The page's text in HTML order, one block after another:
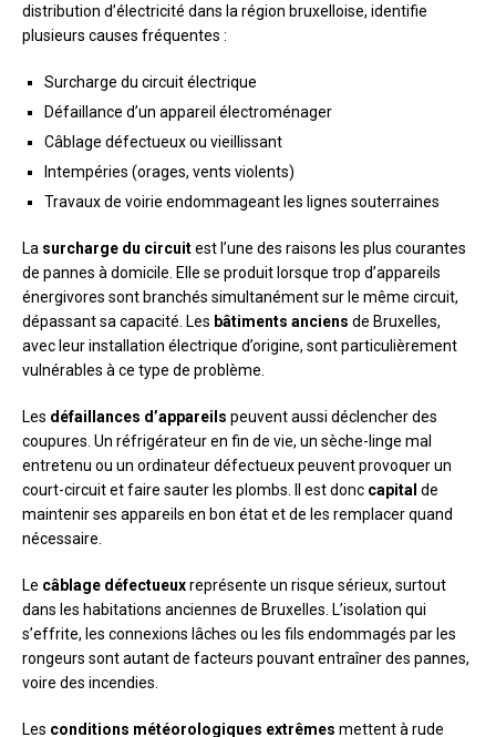
distribution d’électricité dans la région bruxelloise, identifie
plusieurs causes fréquentes :
Surcharge du circuit électrique
Défaillance d’un appareil électroménager
Câblage défectueux ou vieillissant
Intempéries (orages, vents violents)
Travaux de voirie endommageant les lignes souterraines
La surcharge du circuitest l’une des raisons les plus courantes
de pannes à domicile. Elle se produit lorsque trop d’appareils
énergivores sont branchés simultanément sur le même circuit,
dépassant sa capacité. Les bâtiments anciens de Bruxelles,
avec leur installation électrique d’origine, sont particulièrement
vulnérables à ce type de problème.
Les défaillances d’appareils peuvent aussi déclencher des
coupures. Un réfrigérateur en fin de vie, un sèche-linge mal
entretenu ou un ordinateur défectueux peuvent provoquer un
court-circuit et faire sauter les plombs. Il est donc capital de
maintenir ses appareils en bon état et de les remplacer quand
nécessaire.
Le câblage défectueuxreprésente un risque sérieux, surtout
dans les habitations anciennes de Bruxelles. L’isolation qui
s’effrite, les connexions lâches ou les fils endommagés par les
rongeurs sont autant de facteurs pouvant entraîner des pannes,
voire des incendies.
Les conditions météorologiques extrêmes mettent à rude